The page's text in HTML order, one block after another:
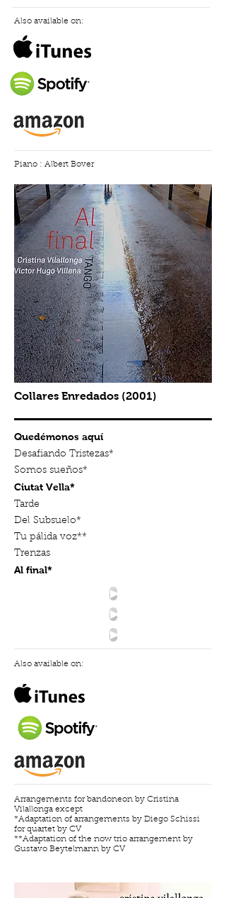
Also available on:
Piano : Albert Bover
Collares Enredados (2001)
Quedémonos aquí
Desafiando Tristezas*
Somos sueños*
Ciutat Vella*
Tarde
Del Subsuelo*
Tu pálida voz**
Trenzas
Al final*
Also available on:
Arrangements for bandoneon by Cristina
Vilallonga except
*Adaptation of arrangements by Diego Schissi
for quartet by CV
**Adaptation of the now trio arrangement by
Gustavo Beytelmann by CV